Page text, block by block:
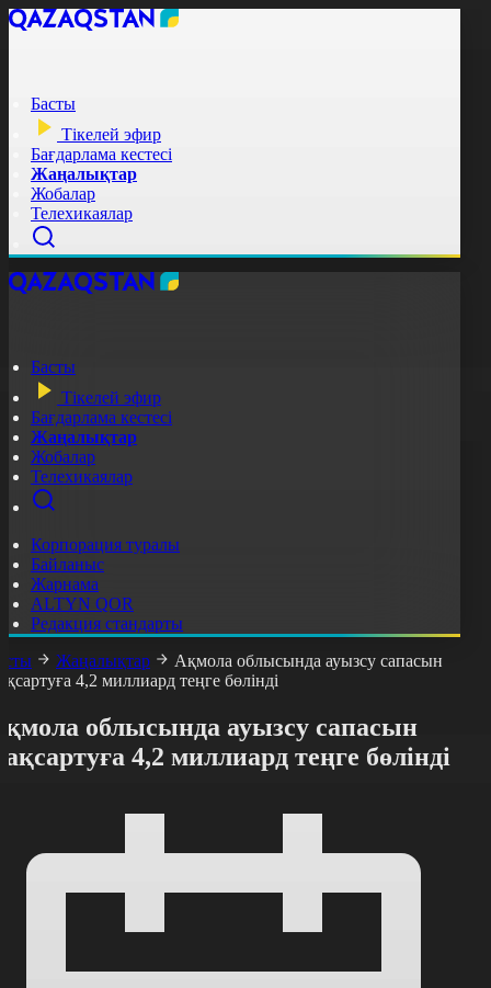
Басты
Тікелей эфир
Бағдарлама кестесі
Жаңалықтар
Жобалар
Телехикаялар
Басты
Тікелей эфир
Бағдарлама кестесі
Жаңалықтар
Жобалар
Телехикаялар
Корпорация туралы
Байланыс
Жарнама
ALTYN QOR
Редакция стандарты
Жаңалықтар
Ақмола облысында ауызсу сапасын
4,2 миллиард теңге бөлінді
облысында ауызсу сапасын
4,2 миллиард теңге бөлінді